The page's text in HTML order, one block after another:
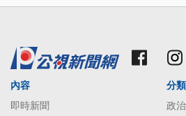
內容
即時新聞
分類
政治